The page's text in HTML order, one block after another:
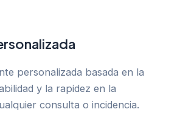
personalizada basada en la
y la rapidez en la
consulta o incidencia.